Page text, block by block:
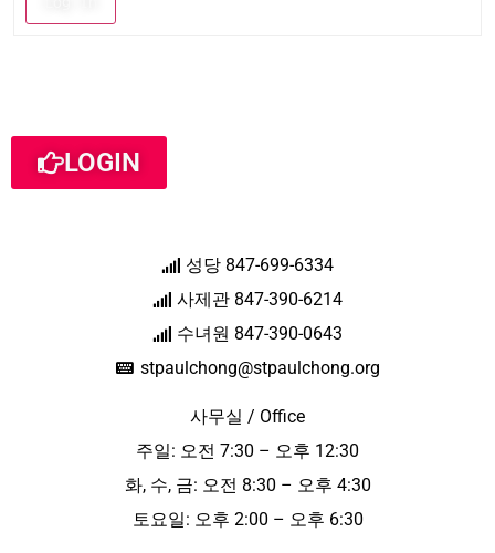
LOGIN
성당 847-699-6334
사제관 847-390-6214
수녀원 847-390-0643
stpaulchong@stpaulchong.org
사무실 / Office
주일: 오전 7:30 – 오후 12:30
화, 수, 금: 오전 8:30 – 오후 4:30
토요일: 오후 2:00 – 오후 6:30